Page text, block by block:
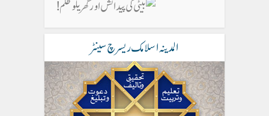
المدینہ اسلامک ریسرچ سینٹر